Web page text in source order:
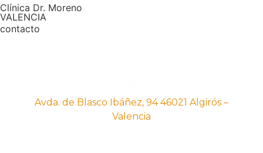
Clínica Dr. Moreno
VALENCIA
contacto
Avda. de Blasco Ibáñez, 94 46021 Algirós –
Valencia